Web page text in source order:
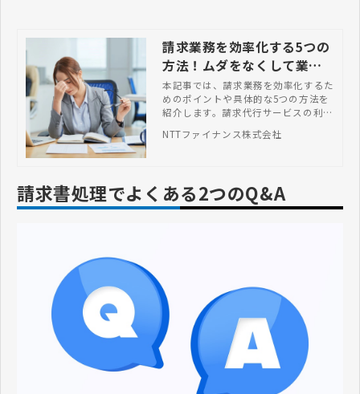
請求業務を効率化する5つの
方法！ムダをなくして業績
を向上させる秘訣
本記事では、請求業務を効率化するた
めのポイントや具体的な5つの方法を
紹介します。請求代行サービスの利用
考にしてください。
NTTファイナンス株式会社
請求書処理でよくある2つのQ&A